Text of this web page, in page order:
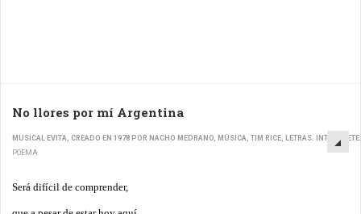
No llores por mí Argentina
MUSICAL EVITA, CREADO EN 1978 POR NACHO MEDRANO, MÚSICA, TIM RICE, LETRAS.
POEMA
Será difícil de comprender,